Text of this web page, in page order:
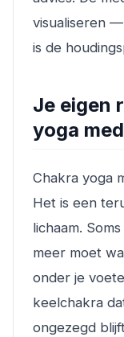
visualiseren
is de
Je eigen
yoga
Chakra yoga
Het is een
lichaam.
meer moet
onder je
keelchakra
ongezegd